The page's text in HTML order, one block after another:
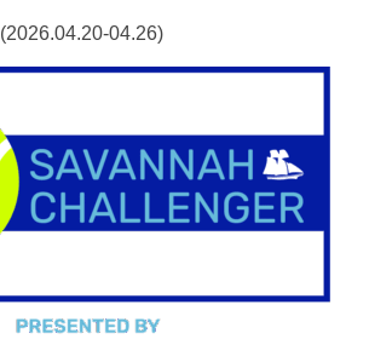
(2026.04.20-04.26)